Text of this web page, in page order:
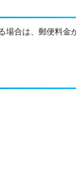
場合は、郵便料金